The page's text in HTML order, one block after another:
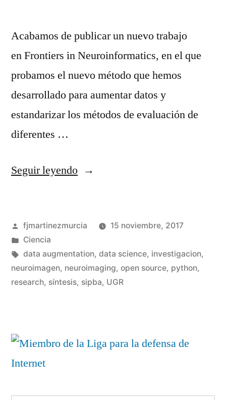
Acabamos de publicar un nuevo trabajo
en Frontiers in Neuroinformatics, en el que
probamos el nuevo método que hemos
desarrollado para aumentar datos y
estandarizar los métodos de evaluación de
diferentes …
Seguir leyendo«Síntesis
cerebrales
en
Python»
Publicado
por
fjmartinezmurcia
15 noviembre, 2017
Publicado
en
Ciencia
Etiquetas:
data augmentation, data science, investigacion,
neuroimagen, neuroimaging, open source, python,
research, síntesis, sipba, UGR